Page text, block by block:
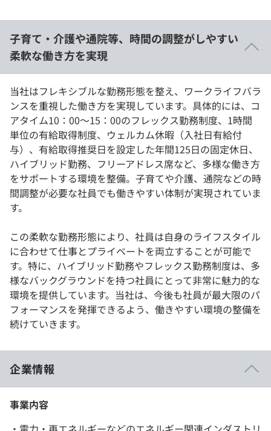
子育て・介護や通院等、時間の調整がしやすい
柔軟な働き方を実現
当社はフレキシブルな勤務形態を整え、ワークライフバラ
ンスを重視した働き方を実現しています。具体的には、コ
アタイム10：00～15：00のフレックス勤務制度、1時間
単位の有給取得制度、ウェルカム休暇（入社日有給付
与）、有給取得推奨日を設定した年間125日の固定休日、
ハイブリッド勤務、フリーアドレス席など、多様な働き方
をサポートする環境を整備。子育てや介護、通院などの時
間調整が必要な社員でも働きやすい体制が実現されていま
す。
この柔軟な勤務形態により、社員は自身のライフスタイル
に合わせて仕事とプライベートを両立することが可能で
す。特に、ハイブリッド勤務やフレックス勤務制度は、多
様なバックグラウンドを持つ社員にとって非常に魅力的な
環境を提供しています。当社は、今後も社員が最大限のパ
フォーマンスを発揮できるよう、働きやすい環境の整備を
続けていきます。
企業情報
事業内容